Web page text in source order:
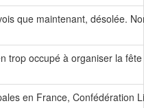
que maintenant, désolée.
trop occupé à organiser la
en France,